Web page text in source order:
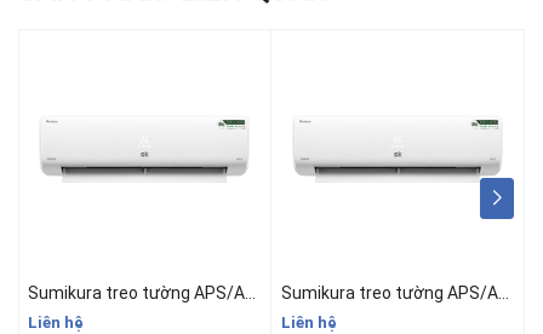
Sumikura treo tường APS/APO-092 GOLD Inverter 9.000btu
Liên hệ
Sumikura treo tường APS/APO-120 GOLD Inverter 12.000btu
Liên hệ